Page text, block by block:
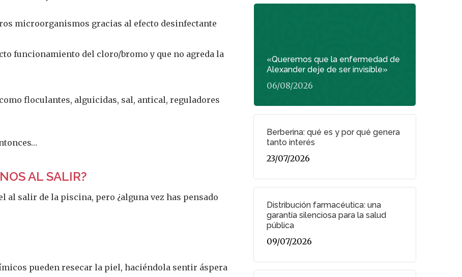
microorganismos gracias al efecto desinfectante
funcionamiento del cloro/bromo y que no agreda la
floculantes, alguicidas, sal, antical, reguladores
AL SALIR?
al salir de la piscina, pero ¿alguna vez has pensado
pueden resecar la piel, haciéndola sentir áspera
«Queremos que la enfermedad de
Alexander deje de ser invisible»
06/08/2026
Berberina: qué es y por qué genera
tanto interés
23/07/2026
Distribución farmacéutica: una
garantía silenciosa para la salud
pública
09/07/2026